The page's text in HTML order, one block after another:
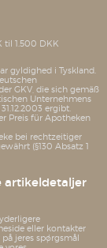
til 1.500 DKK
gyldighed i Tyskland.
GKV, die sich gemäß
Unternehmens
ergibt.
Preis für Apotheken
bei rechtzeitiger
(§130 Absatz 1
artikeldetaljer
eller kontakter
jeres spørgsmål